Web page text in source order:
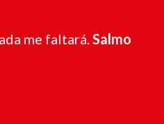
me faltará. Salmo